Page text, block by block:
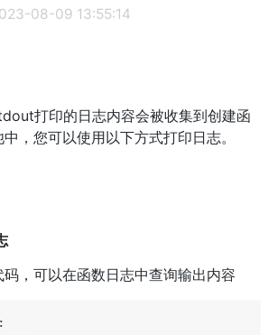
08-09 13:55:14
打印的日志内容会被收集到创建函
，您可以使用以下方式打印日志。
，可以在函数日志中查询输出内容